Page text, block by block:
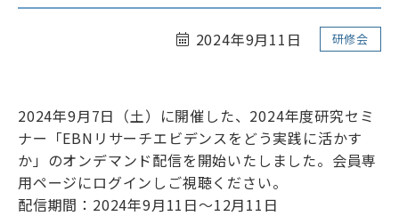
会員専用ページ
2024年9月11日 研修会
2024年9月7日（土）に開催した、2024年度研究セミ
ナー「EBNリサーチエビデンスをどう実践に活かす
か」のオンデマンド配信を開始いたしました。会員専
用ページにログインしご視聴ください。
配信期間：2024年9月11日～12月11日